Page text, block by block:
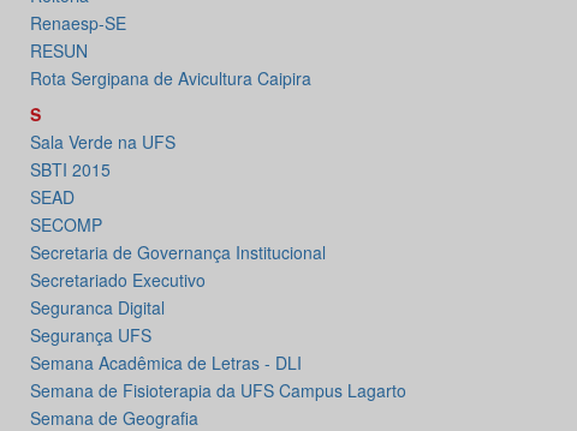
Renaesp-SE
RESUN
Rota Sergipana de Avicultura Caipira
S
Sala Verde na UFS
SBTI 2015
SEAD
SECOMP
Secretaria de Governança Institucional
Secretariado Executivo
Seguranca Digital
Segurança UFS
Semana Acadêmica de Letras - DLI
Semana de Fisioterapia da UFS Campus Lagarto
Semana de Geografia